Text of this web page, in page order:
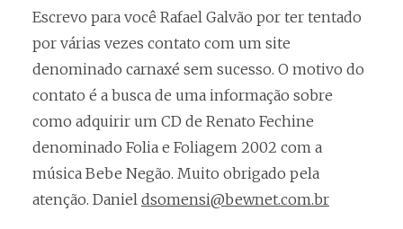
Escrevo para você Rafael Galvão por ter tentado
por várias vezes contato com um site
denominado carnaxé sem sucesso. O motivo do
contato é a busca de uma informação sobre
como adquirir um CD de Renato Fechine
denominado Folia e Foliagem 2002 com a
música Bebe Negão. Muito obrigado pela
atenção. Daniel dsomensi@bewnet.com.br